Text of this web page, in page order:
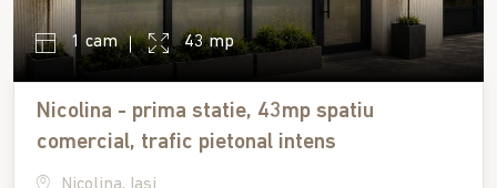
1 cam 43 mp
Nicolina - prima statie, 43mp spatiu
comercial, trafic pietonal intens